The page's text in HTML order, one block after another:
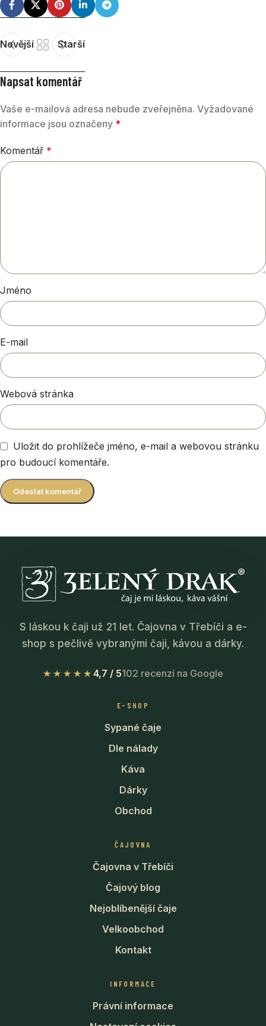
Novější Starší
Napsat komentář
Vaše e-mailová adresa nebude zveřejněna. Vyžadované
informace jsou označeny *
Komentář *
Jméno
E-mail
Webová stránka
Uložit do prohlížeče jméno, e-mail a webovou stránku
pro budoucí komentáře.
S láskou k čaji už 21 let. Čajovna v Třebíči a e-
shop s pečlivě vybranými čaji, kávou a dárky.
★★★★★ 4,7 / 5102 recenzí na Google
E-SHOP
Sypané čaje
Dle nálady
Káva
Dárky
Obchod
ČAJOVNA
Čajovna v Třebíči
Čajový blog
Nejoblíbenější čaje
Velkoobchod
Kontakt
INFORMACE
Právní informace